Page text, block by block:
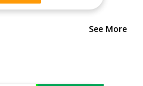
See More